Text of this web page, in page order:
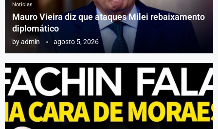
Notícias
Mauro Vieira diz que ataques Milei rebaixamento
diplomático
byadmin agosto 5, 2026